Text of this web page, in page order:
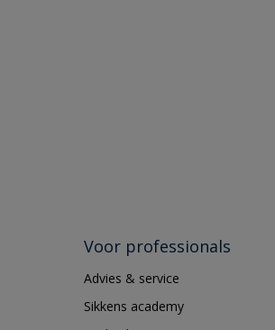
Voor professionals
Advies & service
Sikkens academy